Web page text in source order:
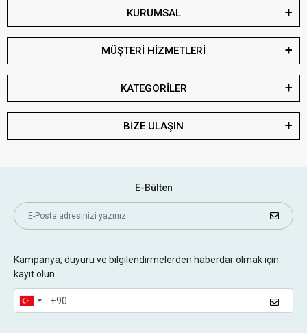
KURUMSAL
MÜŞTERİ HİZMETLERİ
KATEGORİLER
BİZE ULAŞIN
E-Bülten
Kampanya, duyuru ve bilgilendirmelerden haberdar olmak için
kayıt olun.